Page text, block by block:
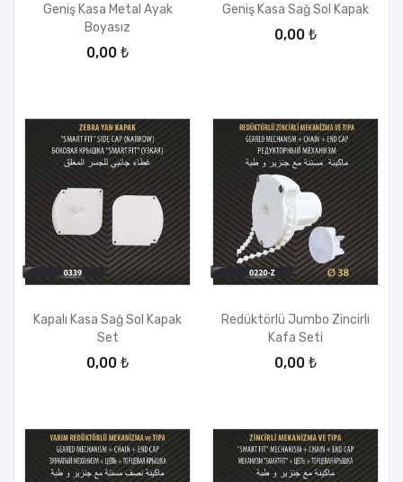
Geniş Kasa Metal Ayak
Boyasız
0,00 ₺
Geniş Kasa Sağ Sol Kapak
0,00 ₺
Kapalı Kasa Sağ Sol Kapak
Set
0,00 ₺
Redüktörlü Jumbo Zincirli
Kafa Seti
0,00 ₺